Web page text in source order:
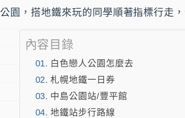
公園，搭地鐵來玩的同學順著指標行走
內容目錄
白色戀人公園怎麼去
札幌地鐵一日券
中島公園站/豐平館
地鐵站步行路線